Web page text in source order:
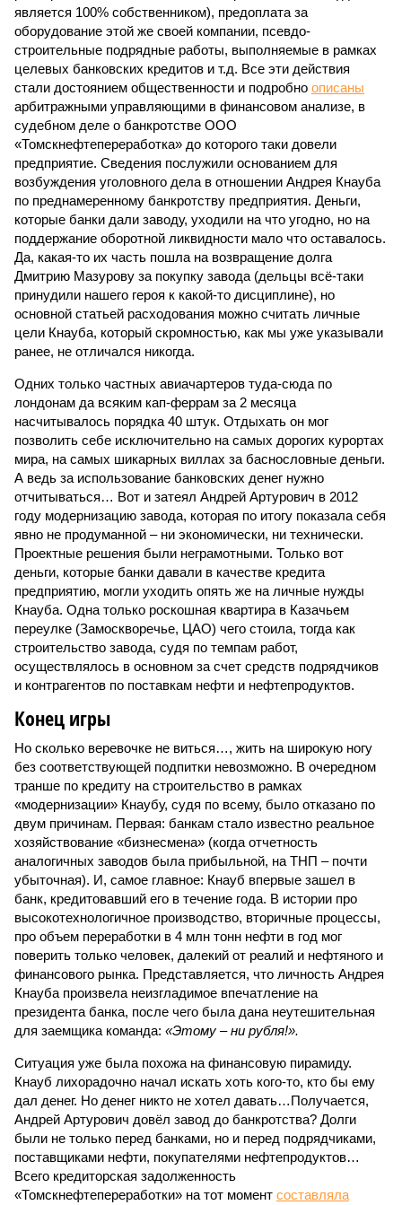
является 100% собственником), предоплата за
оборудование этой же своей компании, псевдо-
строительные подрядные работы, выполняемые в рамках
целевых банковских кредитов и т.д. Все эти действия
стали достоянием общественности и подробно описаны
арбитражными управляющими в финансовом анализе, в
судебном деле о банкротстве ООО
«Томскнефтепереработка» до которого таки довели
предприятие. Сведения послужили основанием для
возбуждения уголовного дела в отношении Андрея Кнауба
по преднамеренному банкротству предприятия. Деньги,
которые банки дали заводу, уходили на что угодно, но на
поддержание оборотной ликвидности мало что оставалось.
Да, какая-то их часть пошла на возвращение долга
Дмитрию Мазурову за покупку завода (дельцы всё-таки
принудили нашего героя к какой-то дисциплине), но
основной статьей расходования можно считать личные
цели Кнауба, который скромностью, как мы уже указывали
ранее, не отличался никогда.
Одних только частных авиачартеров туда-сюда по
лондонам да всяким кап-феррам за 2 месяца
насчитывалось порядка 40 штук. Отдыхать он мог
позволить себе исключительно на самых дорогих курортах
мира, на самых шикарных виллах за баснословные деньги.
А ведь за использование банковских денег нужно
отчитываться… Вот и затеял Андрей Артурович в 2012
году модернизацию завода, которая по итогу показала себя
явно не продуманной – ни экономически, ни технически.
Проектные решения были неграмотными. Только вот
деньги, которые банки давали в качестве кредита
предприятию, могли уходить опять же на личные нужды
Кнауба. Одна только роскошная квартира в Казачьем
переулке (Замоскворечье, ЦАО) чего стоила, тогда как
строительство завода, судя по темпам работ,
осуществлялось в основном за счет средств подрядчиков
и контрагентов по поставкам нефти и нефтепродуктов.
Конец игры
Но сколько веревочке не виться…, жить на широкую ногу
без соответствующей подпитки невозможно. В очередном
транше по кредиту на строительство в рамках
«модернизации» Кнаубу, судя по всему, было отказано по
двум причинам. Первая: банкам стало известно реальное
хозяйствование «бизнесмена» (когда отчетность
аналогичных заводов была прибыльной, на ТНП – почти
убыточная). И, самое главное: Кнауб впервые зашел в
банк, кредитовавший его в течение года. В истории про
высокотехнологичное производство, вторичные процессы,
про объем переработки в 4 млн тонн нефти в год мог
поверить только человек, далекий от реалий и нефтяного и
финансового рынка. Представляется, что личность Андрея
Кнауба произвела неизгладимое впечатление на
президента банка, после чего была дана неутешительная
для заемщика команда: «Этому – ни рубля!».
Ситуация уже была похожа на финансовую пирамиду.
Кнауб лихорадочно начал искать хоть кого-то, кто бы ему
дал денег. Но денег никто не хотел давать…Получается,
Андрей Артурович довёл завод до банкротства? Долги
были не только перед банками, но и перед подрядчиками,
поставщиками нефти, покупателями нефтепродуктов…
Всего кредиторская задолженность
«Томскнефтепереработки» на тот момент составляла